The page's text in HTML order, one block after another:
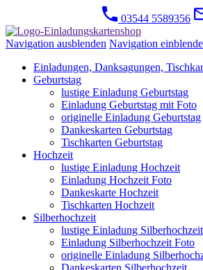
03544 5589356
Navigation ausblenden Navigation
Einladungen, Danksagungen,
Geburtstag
lustige Einladung Geburtstag
Einladung Geburtstag mit Foto
originelle Einladung Geburtstag
Dankeskarten Geburtstag
Tischkarten Geburtstag
Hochzeit
lustige Einladung Hochzeit
Einladung Hochzeit Foto
Dankeskarte Hochzeit
Tischkarten Hochzeit
Silberhochzeit
lustige Einladung Silberhochzeit
Einladung Silberhochzeit Foto
originelle Einladung
Dankeskarten Silberhochzeit